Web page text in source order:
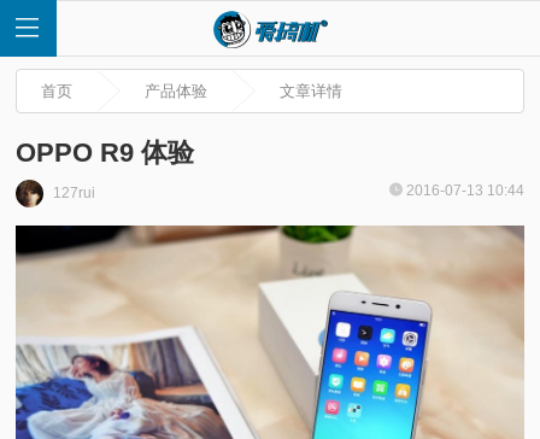
快
讯
首页 产品体验 文章详情
OPPO R9 体验
127rui 2016-07-13 10:44